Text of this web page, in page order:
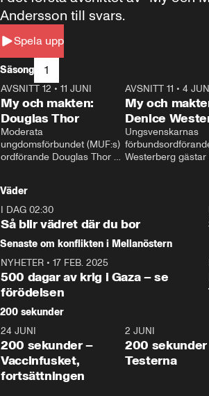
Spela upp
Andersson till svars.
Säsong 1
26:27
AVSNITT 12 • 11 JUNI
My och makten:
Douglas Thor
Moderata
ungdomsförbundet (MUF:s)
ordförande Douglas Thor
tonårsutvisningarna och hur
Moderaterna ska locka
väljare till valet i höst.
AVSNITT 11 •4
My och
Denice
Ungsvenskarnas
Westerberg
Väder
I DAG 02:30
Så blir vädret där du bor
Senaste om konflikten i Mellanöstern
NYHETER • 17 FEB. 2025
500 dagar av krig i Gaza – se
förödelsen
200 sekunder
5:00
24 JUNI
200 sekunder –
Vaccinfusket,
fortsättningen
2 JUNI
200 sekunder
Testerna